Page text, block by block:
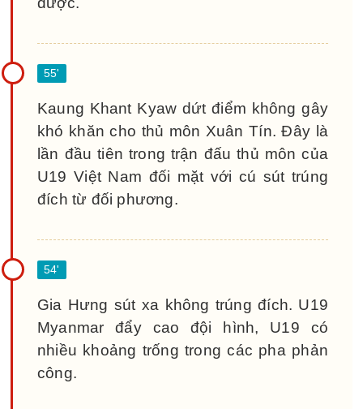
Kaung Khant Kyaw dứt điểm không gây
khó khăn cho thủ môn Xuân Tín. Đây là
lần đầu tiên trong trận đấu thủ môn của
U19 Việt Nam đối mặt với cú sút trúng
đích từ đối phương.
Gia Hưng sút xa không trúng đích. U19
Myanmar đẩy cao đội hình, U19 có
nhiều khoảng trống trong các pha phản
công.